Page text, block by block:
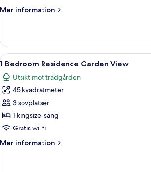
View
Mer information
Mer
Bedroom
Residence
Sea
Öppna
alla
foton
för
1
Bedroom
Residence
View
Ett modernt
8
1 Bedroom Residence Garden View
Utsikt mot trädgården
45 kvadratmeter
3 sovplatser
1 kingsize-säng
Gratis wi-fi
Mer information
Mer